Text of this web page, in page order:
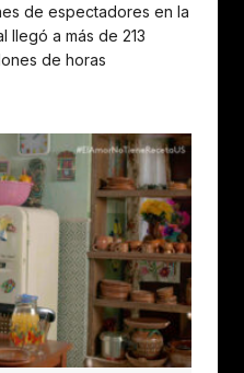
de espectadores en la
llegó a más de 213
de horas